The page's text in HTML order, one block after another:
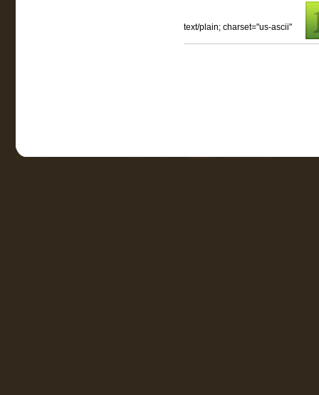
text/plain; charset="us-ascii"